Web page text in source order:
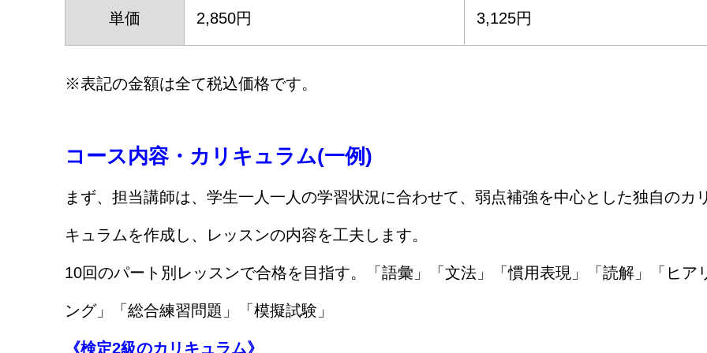
単価 2,850円 3,125円
※表記の金額は全て税込価格です。
コース内容・カリキュラム(一例)
まず、担当講師は、学生一人一人の学習状況に合わせて、弱点補強を中心とした独自のカ
キュラムを作成し、レッスンの内容を工夫します。
10回のパート別レッスンで合格を目指す。「語彙」「文法」「慣用表現」「読解」「ヒア
ング」「総合練習問題」「模擬試験」
《検定2級のカリキュラム》